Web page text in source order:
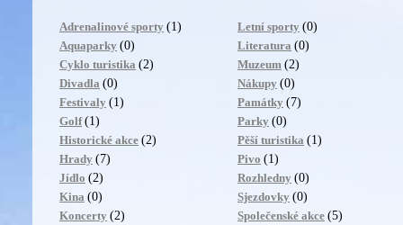
Adrenalinové sporty (1)
Aquaparky (0)
Cyklo turistika (2)
Divadla (0)
Festivaly (1)
Golf (1)
Historické akce (2)
Hrady (7)
Jídlo (2)
Kina (0)
Koncerty (2)
Letní sporty (0)
Literatura (0)
Muzeum (2)
Nákupy (0)
Památky (7)
Parky (0)
Pěší turistika (1)
Pivo (1)
Rozhledny (0)
Sjezdovky (0)
Společenské akce (5)